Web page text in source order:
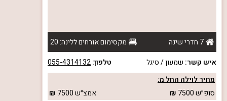
7 חדרי שינה
מקסימום אורחים ללינה: 20
איש קשר: שמעון / סיגל טלפון:055-4314132
מחיר לוילה החל מ:
סופ״ש7500 אמצ״ש7500